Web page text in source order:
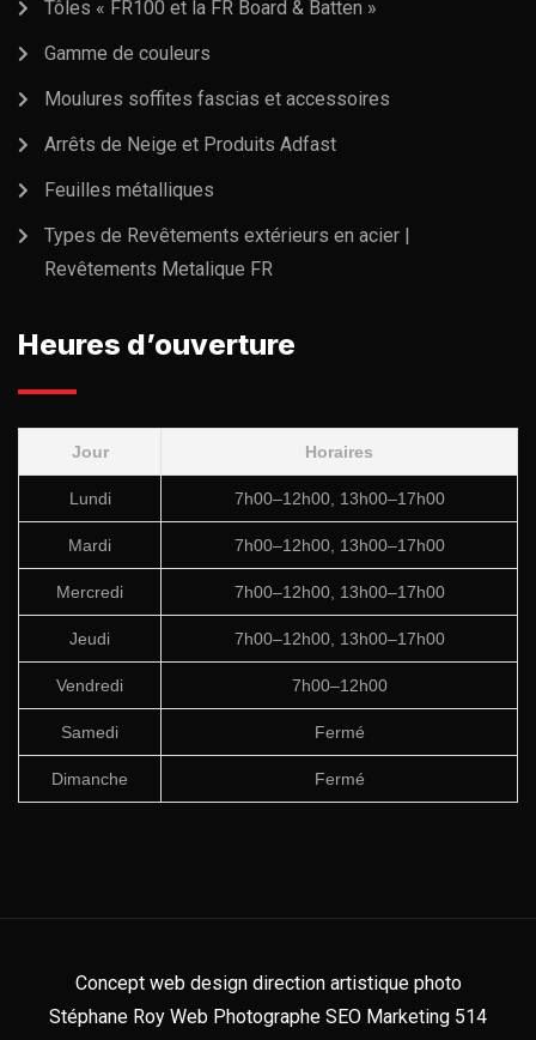
Tôles « FR100 et la FR Board & Batten »
Gamme de couleurs
Moulures soffites fascias et accessoires
Arrêts de Neige et Produits Adfast
Feuilles métalliques
Types de Revêtements extérieurs en acier |
Revêtements Metalique FR
Heures d’ouverture
Jour Horaires
Lundi 7h00–12h00, 13h00–17h00
Mardi 7h00–12h00, 13h00–17h00
Mercredi 7h00–12h00, 13h00–17h00
Jeudi 7h00–12h00, 13h00–17h00
Vendredi 7h00–12h00
Samedi Fermé
Dimanche Fermé
Concept web design direction artistique photo
Stéphane Roy Web Photographe SEO Marketing 514